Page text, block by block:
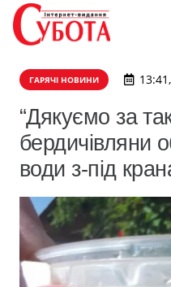
ГАРЯЧІ НОВИНИ
“Дякуємо за
бердичівляни
води з-під